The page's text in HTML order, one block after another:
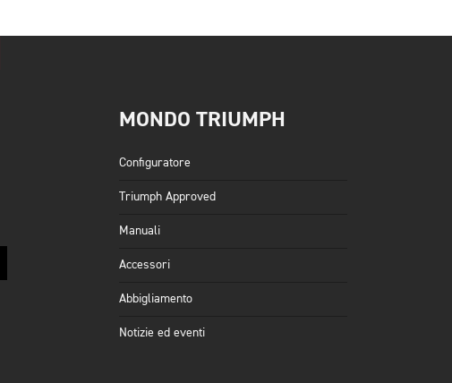
MONDO TRIUMPH
Configuratore
Triumph Approved
Manuali
Accessori
Abbigliamento
Notizie ed eventi